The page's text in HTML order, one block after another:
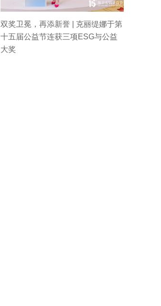
双奖卫冕，再添新誉 | 克丽缇娜于第
十五届公益节连获三项ESG与公益
大奖